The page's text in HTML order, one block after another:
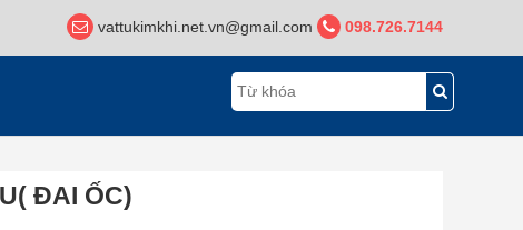
vattukimkhi.net.vn@gmail.com 098.726.7144
ĐAI ỐC)